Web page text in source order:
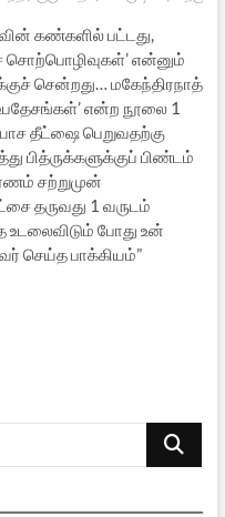
கண்களில் பட்டது,
சொற்பொழிவுகள்’ என்னும்
சென்றது… மகேந்திரநாத்
என்ற நூலை 1
தீட்ஷை பெறுவதற்கு
பித்ருக்களுக்குப் பிண்டம்
சற்றுமுன்
தருவது 1 வருடம்
உடலைவிடும் போது உன்
செய்த பாக்கியம்”
Search